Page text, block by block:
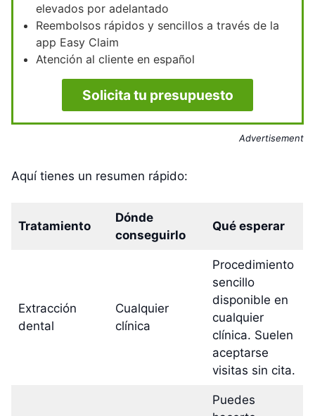
elevados por adelantado
Reembolsos rápidos y sencillos a través de la
app Easy Claim
Atención al cliente en español
Solicita tu presupuesto
Advertisement
Aquí tienes un resumen rápido:
Tratamiento
Dónde
conseguirlo
Qué esperar
Extracción
dental
Cualquier
clínica
Procedimiento
sencillo
disponible en
cualquier
clínica. Suelen
aceptarse
visitas sin cita.
Puedes